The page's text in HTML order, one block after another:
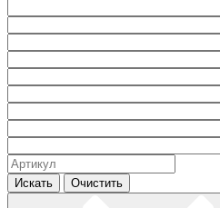
Искать Очистить